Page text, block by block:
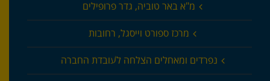
מ"א באר טוביה, גדר פרופילים
מרכז ספורט וייסגל, רחובות
נפרדים ומאחלים הצלחה לעובדת החברה